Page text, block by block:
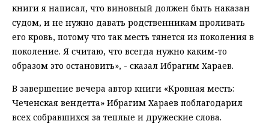
книги я написал, что виновный должен быть наказан
судом, и не нужно давать родственникам проливать
его кровь, потому что так месть тянется из поколения в
поколение. Я считаю, что всегда нужно каким-то
образом это остановить», - сказал Ибрагим Хараев.
В завершение вечера автор книги «Кровная месть:
Чеченская вендетта» Ибрагим Хараев поблагодарил
всех собравшихся за теплые и дружеские слова.